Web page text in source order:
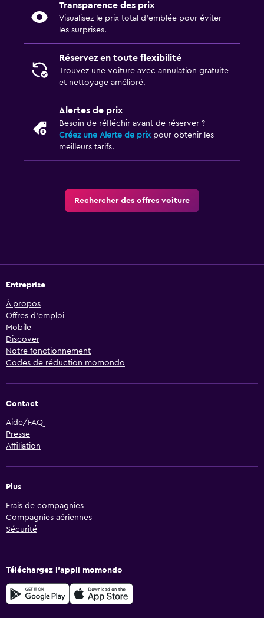
Transparence des prix
Visualisez le prix total d’emblée pour éviter
les surprises.
Réservez en toute flexibilité
Trouvez une voiture avec annulation gratuite
et nettoyage amélioré.
Alertes de prix
Besoin de réfléchir avant de réserver ?
Créez une Alerte de prixpour obtenir les
meilleurs tarifs.
Rechercher des offres voiture
Entreprise
À propos
Offres d’emploi
Mobile
Discover
Notre fonctionnement
Codes de réduction momondo
Contact
Aide/FAQ
Presse
Affiliation
Plus
Frais de compagnies
Compagnies aériennes
Sécurité
Téléchargez l’appli momondo